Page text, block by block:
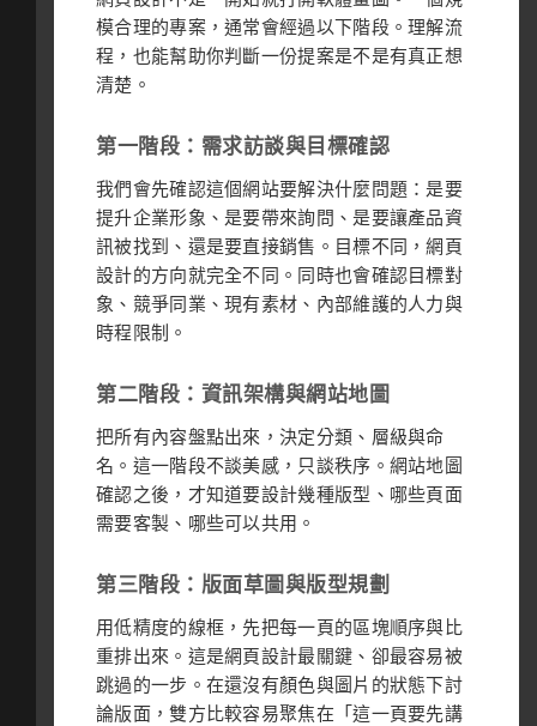
模合理的專案，通常會經過以下階段。理解流
程，也能幫助你判斷一份提案是不是有真正想
清楚。
第一階段：需求訪談與目標確認
我們會先確認這個網站要解決什麼問題：是要
提升企業形象、是要帶來詢問、是要讓產品資
訊被找到、還是要直接銷售。目標不同，網頁
設計的方向就完全不同。同時也會確認目標對
象、競爭同業、現有素材、內部維護的人力與
時程限制。
第二階段：資訊架構與網站地圖
把所有內容盤點出來，決定分類、層級與命
名。這一階段不談美感，只談秩序。網站地圖
確認之後，才知道要設計幾種版型、哪些頁面
需要客製、哪些可以共用。
第三階段：版面草圖與版型規劃
用低精度的線框，先把每一頁的區塊順序與比
重排出來。這是網頁設計最關鍵、卻最容易被
跳過的一步。在還沒有顏色與圖片的狀態下討
論版面，雙方比較容易聚焦在「這一頁要先講